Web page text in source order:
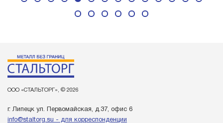
ООО «СТАЛЬТОРГ», © 2026
г. Липецк ул. Первомайская, д.37, офис 6
info@staltorg.su - для корреспонденции